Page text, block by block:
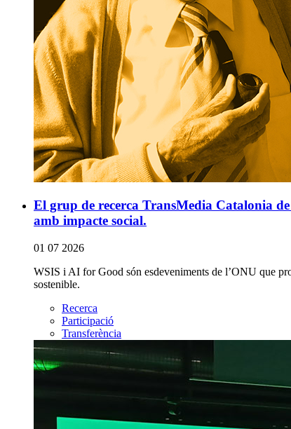
El grup de recerca TransMedia Catalonia
amb impacte social.
01 07 2026
WSIS i AI for Good són esdeveniments de l’ONU que
sostenible.
Recerca
Participació
Transferència